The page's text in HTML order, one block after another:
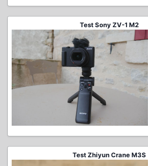
Test Sony ZV-1 M2
Test Zhiyun Crane M3S